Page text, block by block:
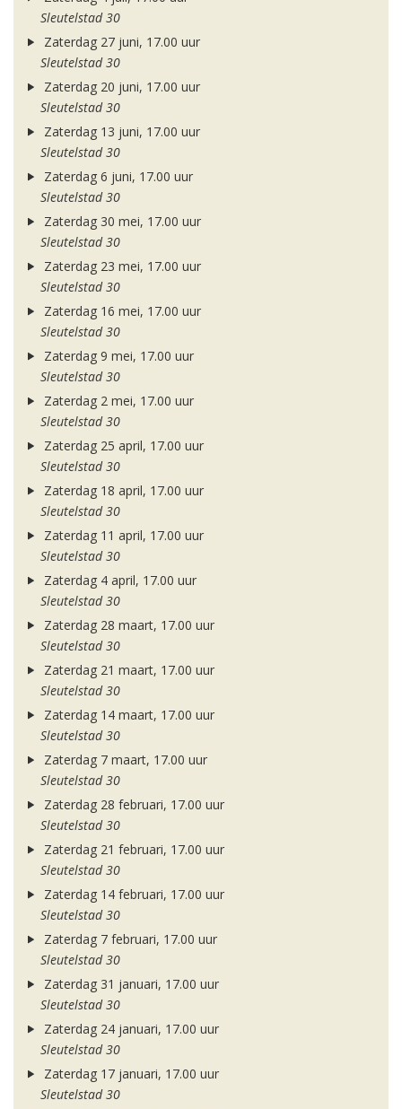
Sleutelstad 30
Zaterdag 27 juni, 17.00 uur
Sleutelstad 30
Zaterdag 20 juni, 17.00 uur
Sleutelstad 30
Zaterdag 13 juni, 17.00 uur
Sleutelstad 30
Zaterdag 6 juni, 17.00 uur
Sleutelstad 30
Zaterdag 30 mei, 17.00 uur
Sleutelstad 30
Zaterdag 23 mei, 17.00 uur
Sleutelstad 30
Zaterdag 16 mei, 17.00 uur
Sleutelstad 30
Zaterdag 9 mei, 17.00 uur
Sleutelstad 30
Zaterdag 2 mei, 17.00 uur
Sleutelstad 30
Zaterdag 25 april, 17.00 uur
Sleutelstad 30
Zaterdag 18 april, 17.00 uur
Sleutelstad 30
Zaterdag 11 april, 17.00 uur
Sleutelstad 30
Zaterdag 4 april, 17.00 uur
Sleutelstad 30
Zaterdag 28 maart, 17.00 uur
Sleutelstad 30
Zaterdag 21 maart, 17.00 uur
Sleutelstad 30
Zaterdag 14 maart, 17.00 uur
Sleutelstad 30
Zaterdag 7 maart, 17.00 uur
Sleutelstad 30
Zaterdag 28 februari, 17.00 uur
Sleutelstad 30
Zaterdag 21 februari, 17.00 uur
Sleutelstad 30
Zaterdag 14 februari, 17.00 uur
Sleutelstad 30
Zaterdag 7 februari, 17.00 uur
Sleutelstad 30
Zaterdag 31 januari, 17.00 uur
Sleutelstad 30
Zaterdag 24 januari, 17.00 uur
Sleutelstad 30
Zaterdag 17 januari, 17.00 uur
Sleutelstad 30